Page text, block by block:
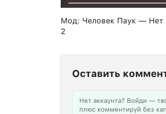
Мод: Человек Паук — Нет
2
Оставить
Нет аккаунта? Войди —
плюс комментируй без